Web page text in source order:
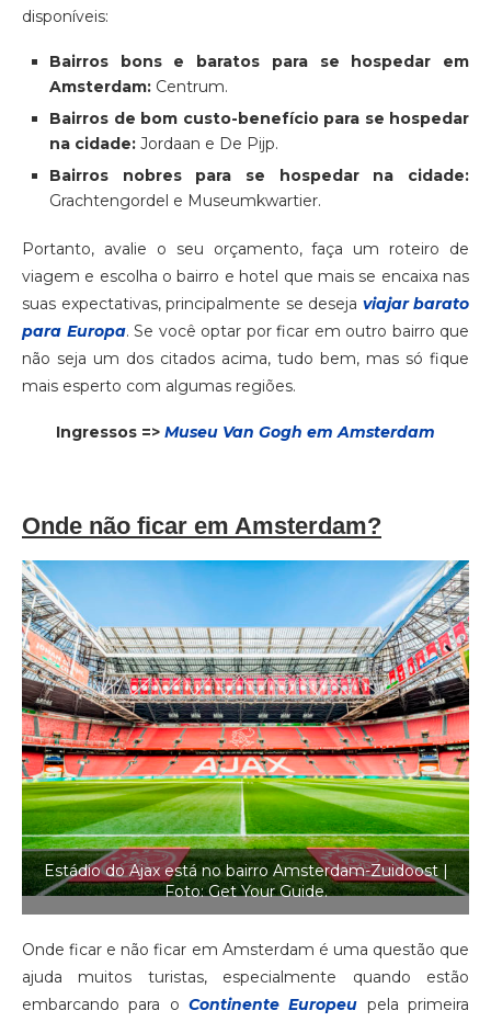
disponíveis:
Bairros bons e baratos para se hospedar em
Amsterdam: Centrum.
Bairros de bom custo-benefício para se hospedar
na cidade: Jordaan e De Pijp.
Bairros nobres para se hospedar na cidade:
Grachtengordel e Museumkwartier.
Portanto, avalie o seu orçamento, faça um roteiro de
viagem e escolha o bairro e hotel que mais se encaixa nas
suas expectativas, principalmente se deseja viajar barato
para Europa. Se você optar por ficar em outro bairro que
não seja um dos citados acima, tudo bem, mas só fique
mais esperto com algumas regiões.
Ingressos => Museu Van Gogh em Amsterdam
Onde não ficar em Amsterdam?
Estádio do Ajax está no bairro Amsterdam-Zuidoost |
Foto: Get Your Guide.
Onde ficar e não ficar em Amsterdam é uma questão que
ajuda muitos turistas, especialmente quando estão
embarcando para o Continente Europeu pela primeira